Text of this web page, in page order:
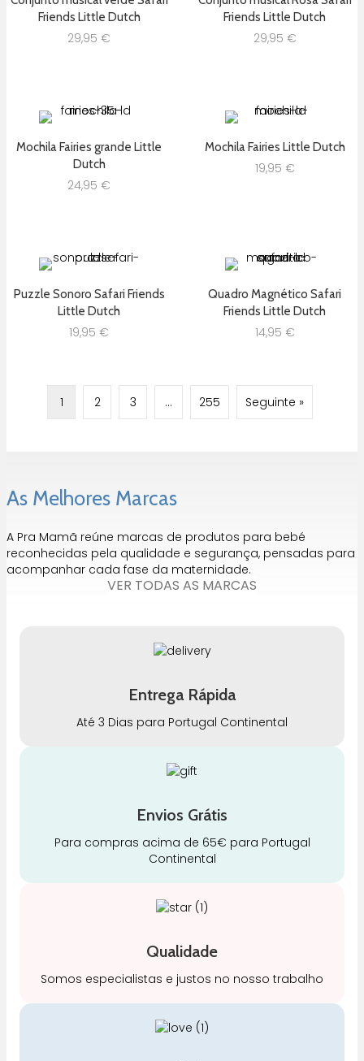
Friends Little Dutch
29,95 €
Friends Little Dutch
29,95 €
Mochila Fairies grande Little
Dutch
24,95 €
Mochila Fairies Little Dutch
19,95 €
Puzzle Sonoro Safari Friends
Little Dutch
19,95 €
Quadro Magnético Safari
Friends Little Dutch
14,95 €
1 2 3 … 255 Seguinte »
As Melhores Marcas
A Pra Mamã reúne marcas de produtos para bebé
reconhecidas pela qualidade e segurança, pensadas para
acompanhar cada fase da maternidade.
VER TODAS AS MARCAS
Entrega Rápida
Até 3 Dias para Portugal Continental
Envios Grátis
Para compras acima de 65€ para Portugal
Continental
Qualidade
Somos especialistas e justos no nosso trabalho